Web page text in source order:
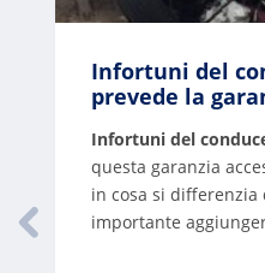
Infortuni del
prevede la
Infortuni del
questa garanzia
in cosa si differenzia
importante